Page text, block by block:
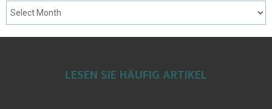
LESEN SIE HÄUFIG ARTIKEL